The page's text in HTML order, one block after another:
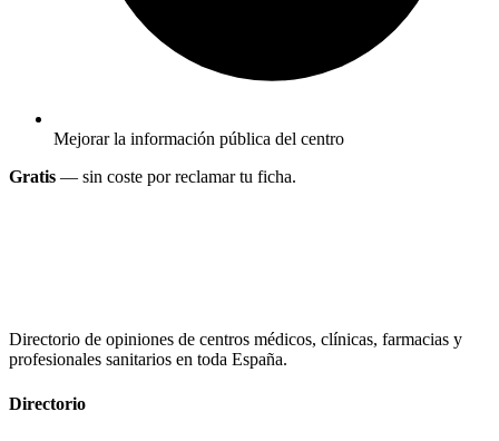
Mejorar la información pública del centro
Gratis — sin coste por reclamar tu ficha.
Directorio de opiniones de centros médicos, clínicas, farmacias y
profesionales sanitarios en toda España.
Directorio